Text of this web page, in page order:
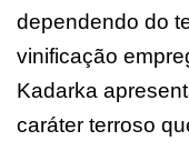
dependendo do
vinificação
Kadarka
caráter terroso